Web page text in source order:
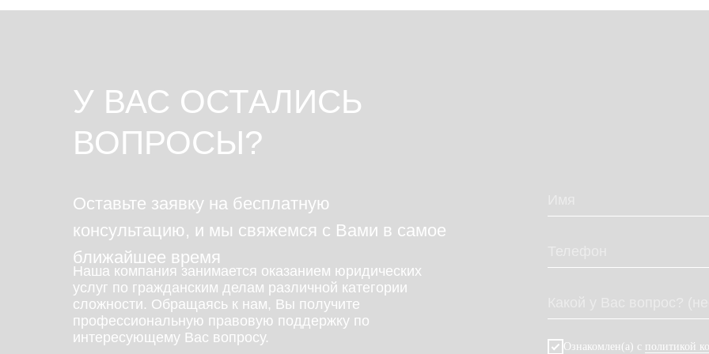
У ВАС ОСТАЛИСЬ
ВОПРОСЫ?
Ознакомлен(а) с политикой
Оставьте заявку на бесплатную
консультацию, и мы свяжемся с Вами в самое
ближайшее время
Наша компания занимается оказанием юридических
услуг по гражданским делам различной категории
сложности. Обращаясь к нам, Вы получите
профессиональную правовую поддержку по
интересующему Вас вопросу.